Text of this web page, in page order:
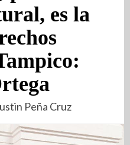
es la
Peña Cruz